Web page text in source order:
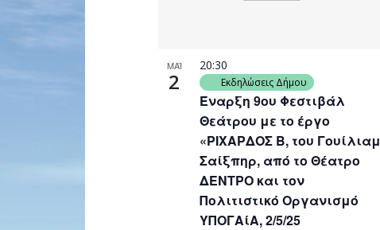
View
ΜΑΪ
2
Έναρξη 9ου Φεστιβάλ
Θεάτρου με το έργο
«ΡΙΧΑΡΔΟΣ Β, του Γουίλιαμ
Σαίξπηρ, από το Θέατρο
ΔΕΝΤΡΟ και τον
Πολιτιστικό Οργανισμό
ΥΠΟΓΑίΑ, 2/5/25
20:30
Εκδηλώσεις Δήμου